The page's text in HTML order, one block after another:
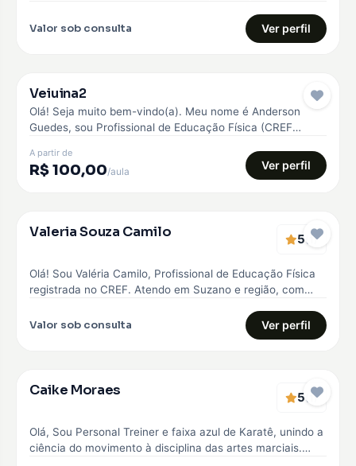
Valor sob consulta Ver perfil
Pro
Veiuina2
Olá! Seja muito bem-vindo(a). Meu nome é Anderson
Guedes, sou Profissional de Educação Física (CREF
A partir de
R$ 100,00/aula Ver perfil
EMBAIXADOR
Valeria Souza Camilo 5(1)
Olá! Sou Valéria Camilo, Profissional de Educação Física
registrada no CREF. Atendo em Suzano e região, com
Valor sob consulta Ver perfil
EMBAIXADOR
Caike Moraes 5(1)
Olá, Sou Personal Treiner e faixa azul de Karatê, unindo a
ciência do movimento à disciplina das artes marciais.